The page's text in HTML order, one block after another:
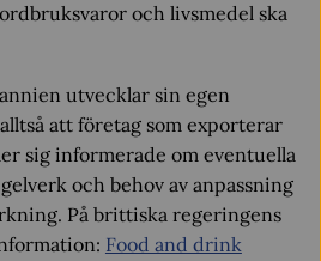
och livsmedel ska
utvecklar sin egen
att företag som exporterar
sig informerade om eventuella
och behov av anpassning
På brittiska regeringens
Food and drink